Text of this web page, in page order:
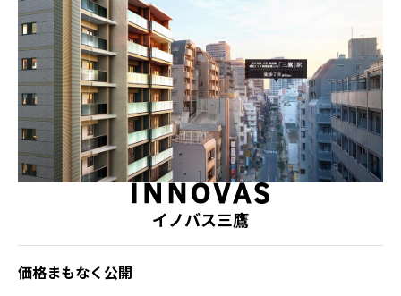
イノバス三鷹
価格まもなく公開